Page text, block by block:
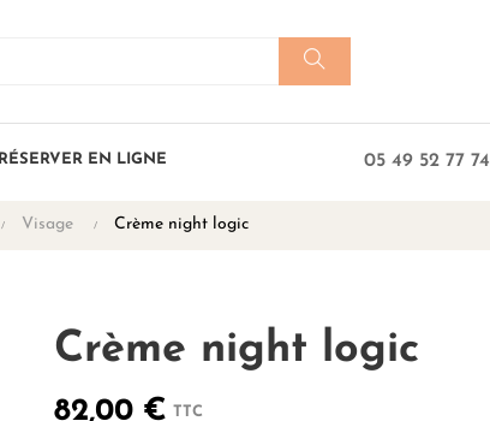
RÉSERVER EN LIGNE 05 49 52 77 74
Visage Crème night logic
Crème night logic
82,00 € TTC